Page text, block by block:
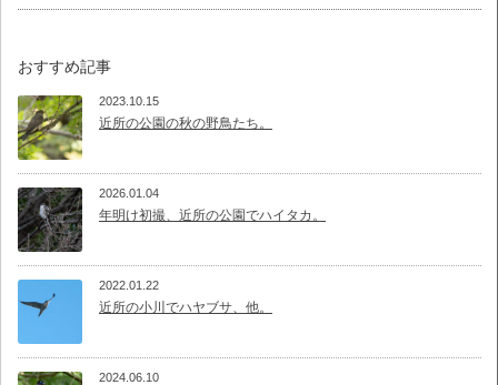
おすすめ記事
2023.10.15
近所の公園の秋の野鳥たち。
2026.01.04
年明け初撮、近所の公園でハイタカ。
2022.01.22
近所の小川でハヤブサ、他。
2024.06.10